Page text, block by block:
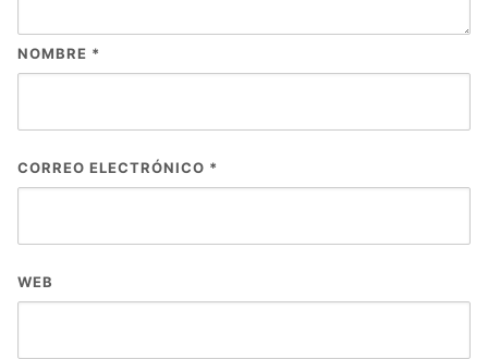
NOMBRE *
CORREO ELECTRÓNICO *
WEB